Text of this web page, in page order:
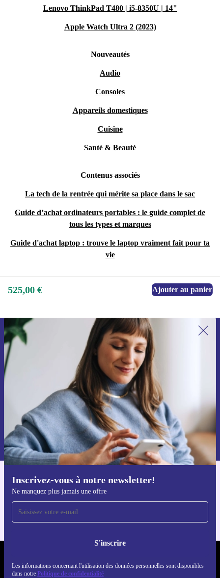
Lenovo ThinkPad T480 | i5-8350U | 14"
Apple Watch Ultra 2 (2023)
Nouveautés
Audio
Consoles
Appareils domestiques
Cuisine
Santé & Beauté
Contenus associés
La tech de la rentrée qui mérite sa place dans le sac
Guide d’achat ordinateurs portables : le guide complet de
tous les types et marques
Guide d'achat laptop : trouve le laptop vraiment fait pour ta
vie
525,00 € Ajouter au panier
Inscrivez-vous à notre newsletter!
Ne manquez plus jamais une offre
S'inscrire
Les informations concernant l'utilisation des données personnelles sont disponibles
dans notre Politique de confidentialité
Recevoir offres et infos de refurbed
par mail
Ne manquez plus aucune offre.
S'inscrire
Retrouvez les informations sur l'utilisation des données personnelles
dans notre
politique de confidentialité.
Téléchargez l'application refurbed
Pour iOS et Android